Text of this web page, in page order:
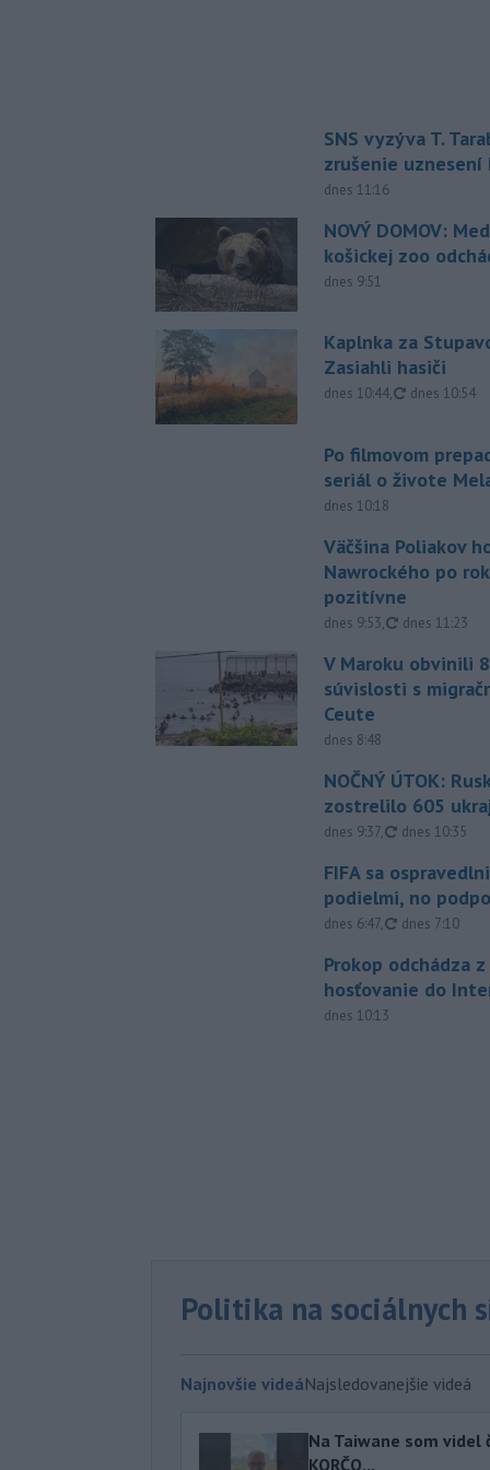
SNS vyzýva T.
zrušenie uznesení
dnes 11:16
NOVÝ DOMOV:
košickej zoo
dnes 9:51
Kaplnka za
Zasiahli hasiči
dnes 10:44, aktualizované
dnes 10:54
Po filmovom
seriál o živote
dnes 10:18
Väčšina Poliakov
Nawrockého po
pozitívne
dnes 9:53, aktualizované
dnes 11:23
V Maroku obvinili
súvislosti s
Ceute
dnes 8:48
NOČNÝ ÚTOK:
zostrelilo 605
dnes 9:37, aktualizované
dnes 10:35
FIFA sa
podielmi, no
dnes 6:47, aktualizované
dnes 7:10
Prokop odchádza
hosťovanie do
dnes 10:13
Politika na sociálnych
Najnovšie videáNajsledovanejšie videá
Na Taiwane som videl
KORČO...